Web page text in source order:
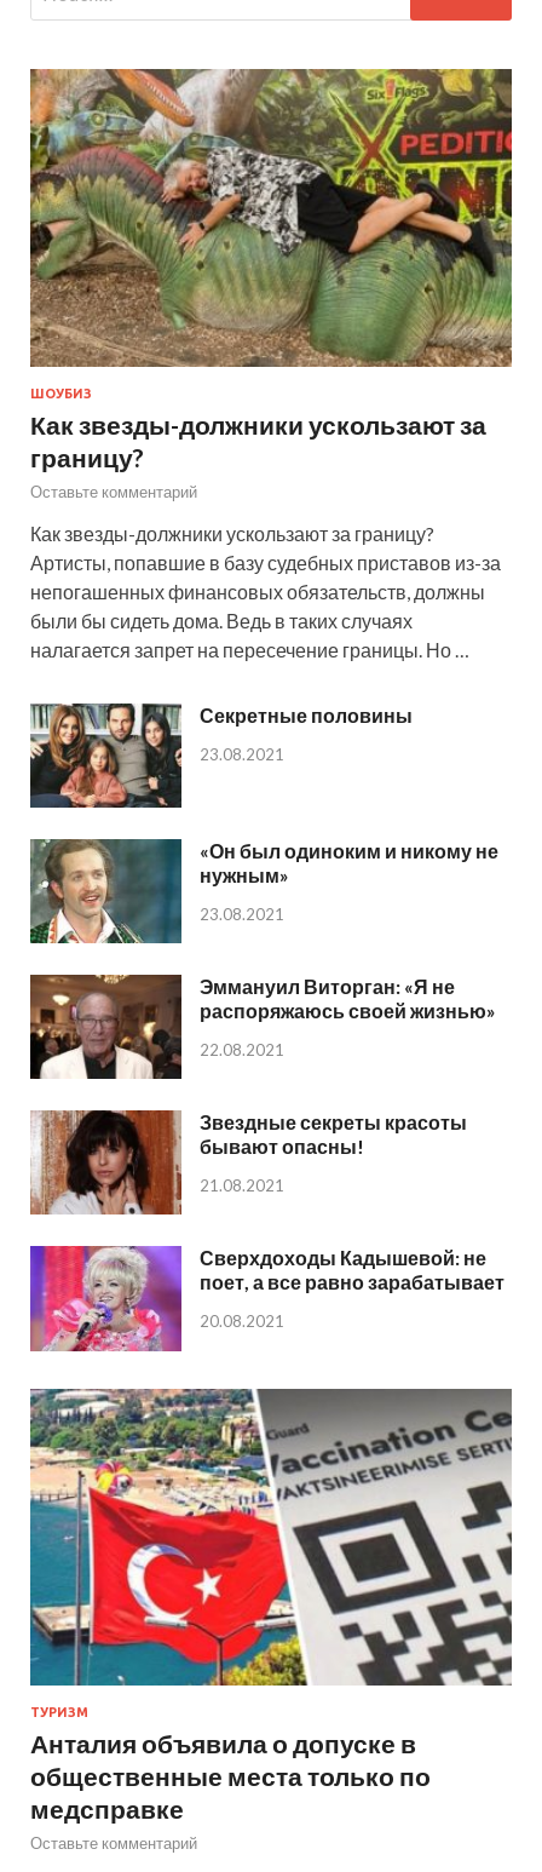
ШОУБИЗ
Как звезды-должники ускользают за
границу?
Оставьте комментарий
Как звезды-должники ускользают за границу?
Артисты, попавшие в базу судебных приставов из-за
непогашенных финансовых обязательств, должны
были бы сидеть дома. Ведь в таких случаях
налагается запрет на пересечение границы. Но …
Секретные половины
23.08.2021
«Он был одиноким и никому не
нужным»
23.08.2021
Эммануил Виторган: «Я не
распоряжаюсь своей жизнью»
22.08.2021
Звездные секреты красоты
бывают опасны!
21.08.2021
Сверхдоходы Кадышевой: не
поет, а все равно зарабатывает
20.08.2021
ТУРИЗМ
Анталия объявила о допуске в
общественные места только по
медсправке
Оставьте комментарий